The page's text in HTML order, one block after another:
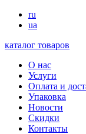
ru
ua
каталог товаров
О нас
Услуги
Оплата и
Упаковка
Новости
Скидки
Контакты